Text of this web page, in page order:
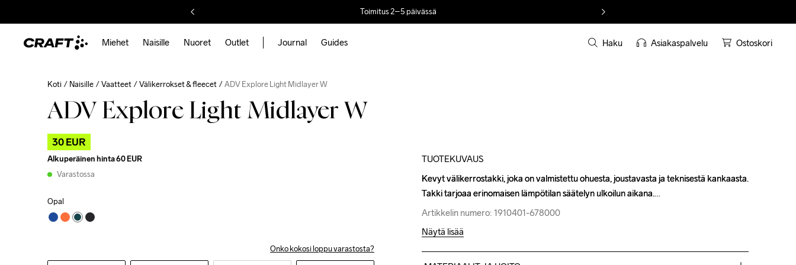
Toimitus 2–5 päivässä
Miehet Naisille Nuoret Outlet Journal Guides Haku Asiakaspalvelu Ostoskori
Koti Naisille Vaatteet Välikerrokset & fleecet ADV Explore Light Midlayer W
ADV Explore Light Midlayer W
30 EUR
Alkuperäinen hinta60 EUR
Varastossa
Opal
Onko kokosi loppu varastosta?
TUOTEKUVAUS
Kevyt välikerrostakki, joka on valmistettu ohuesta, joustavasta ja teknisestä kankaasta.
Takki tarjoaa erinomaisen lämpötilan säätelyn ulkoilun aikana.
Artikkelin numero: 1910401-678000
Kevyt välikerrostakki, joka on valmistettu ohuesta, joustavasta ja teknisestä kankaasta.
Takki tarjoaa erinomaisen lämpötilan säätelyn ulkoilun aikana.
Artikkelin numero: 1910401-678000
Näytä lisää